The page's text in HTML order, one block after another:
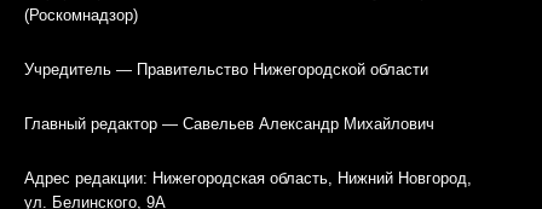
(Роскомнадзор)
Учредитель — Правительство Нижегородской области
Главный редактор — Савельев Александр Михайлович
Адрес редакции: Нижегородская область, Нижний Новгород,
ул. Белинского, 9А